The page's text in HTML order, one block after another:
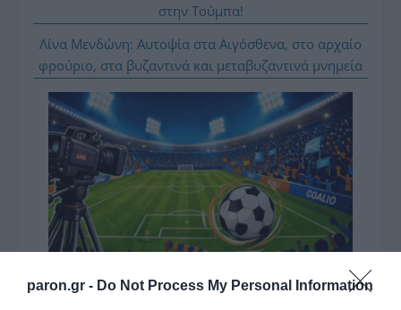
paron.gr - Do Not Process My Personal Information
στην Τούμπα!
Λίνα Μενδώνη: Αυτοψία στα Αιγόσθενα, στο αρχαίο
φρούριο, στα βυζαντινά και μεταβυζαντινά μνημεία